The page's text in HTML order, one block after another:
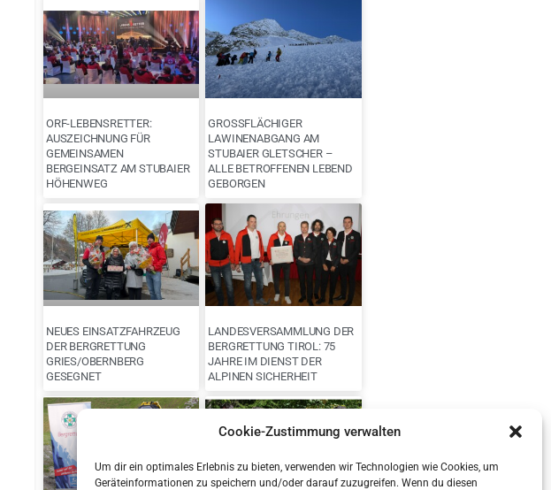
Cookie-Zustimmung verwalten
Um dir ein optimales Erlebnis zu bieten, verwenden wir Technologien wie Cookies, um
Geräteinformationen zu speichern und/oder darauf zuzugreifen. Wenn du diesen
ORF-LEBENSRETTER:
AUSZEICHNUNG FÜR
GEMEINSAMEN
BERGEINSATZ AM STUBAIER
HÖHENWEG
GROSSFLÄCHIGER L
AWINENABGANG AM S
TUBAIER GLETSCHER – A
LLE BETROFFENEN LEBEND G
EBORGEN
NEUES EINSATZFAHRZEUG
DER BERGRETTUNG
GRIES/OBERNBERG
GESEGNET
LANDESVERSAMMLUNG DER
BERGRETTUNG TIROL: 75
JAHRE IM DIENST DER
ALPINEN SICHERHEIT